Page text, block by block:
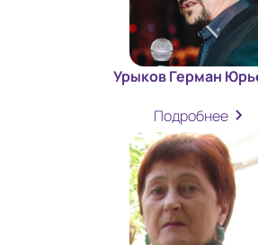
Урыков Герман
Подробнее